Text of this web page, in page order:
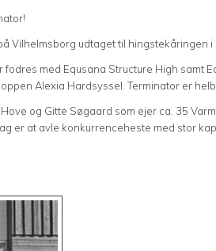
Vilhelmsborg udtaget til hingstekåringen i
med Equsana Structure High samt
Alexia Hardsyssel. Terminator er
og Gitte Søgaard som ejer ca. 35
er at avle konkurrenceheste med stor